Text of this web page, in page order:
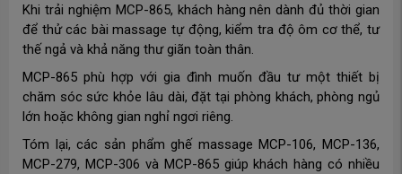
Khi trải nghiệm MCP-865, khách hàng nên dành đủ thời gian
để thử các bài massage tự động, kiểm tra độ ôm cơ thể, tư
thế ngả và khả năng thư giãn toàn thân.
MCP-865 phù hợp với gia đình muốn đầu tư một thiết bị
chăm sóc sức khỏe lâu dài, đặt tại phòng khách, phòng ngủ
lớn hoặc không gian nghỉ ngơi riêng.
Tóm lại, các sản phẩm ghế massage MCP-106, MCP-136,
MCP-279, MCP-306 và MCP-865 giúp khách hàng có nhiều